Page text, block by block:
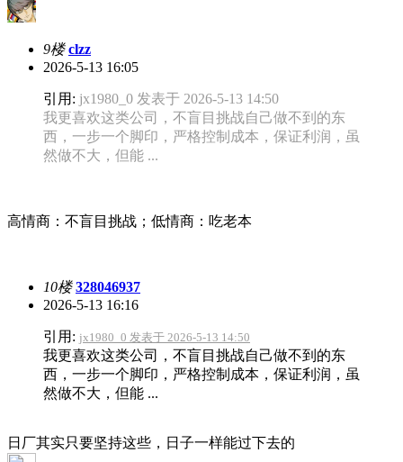
9楼 clzz
2026-5-13 16:05
引用: jx1980_0 发表于 2026-5-13 14:50
我更喜欢这类公司，不盲目挑战自己做不到的东
西，一步一个脚印，严格控制成本，保证利润，虽
然做不大，但能 ...
高情商：不盲目挑战；低情商：吃老本
10楼 328046937
2026-5-13 16:16
引用: jx1980_0 发表于 2026-5-13 14:50
我更喜欢这类公司，不盲目挑战自己做不到的东
西，一步一个脚印，严格控制成本，保证利润，虽
然做不大，但能 ...
日厂其实只要坚持这些，日子一样能过下去的